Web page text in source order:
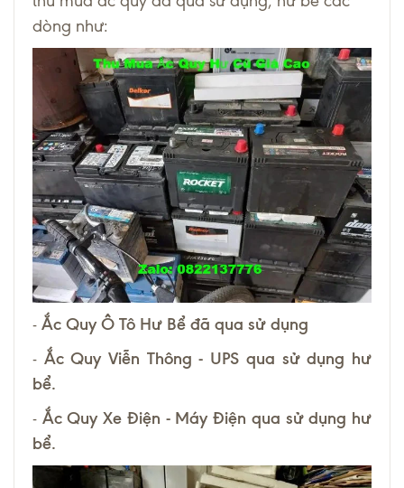
dòng như:
- Ắc Quy Ô Tô Hư Bể đã qua sử dụng
- Ắc Quy Viễn Thông - UPS qua sử dụng hư
bể.
- Ắc Quy Xe Điện - Máy Điện qua sử dụng hư
bể.